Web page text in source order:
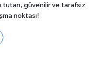
tutan, güvenilir ve tarafsız
noktası!